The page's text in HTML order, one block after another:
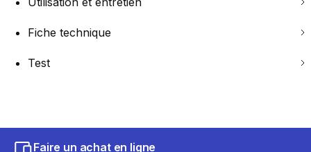
Fiche technique
Test
Faire un achat en ligne